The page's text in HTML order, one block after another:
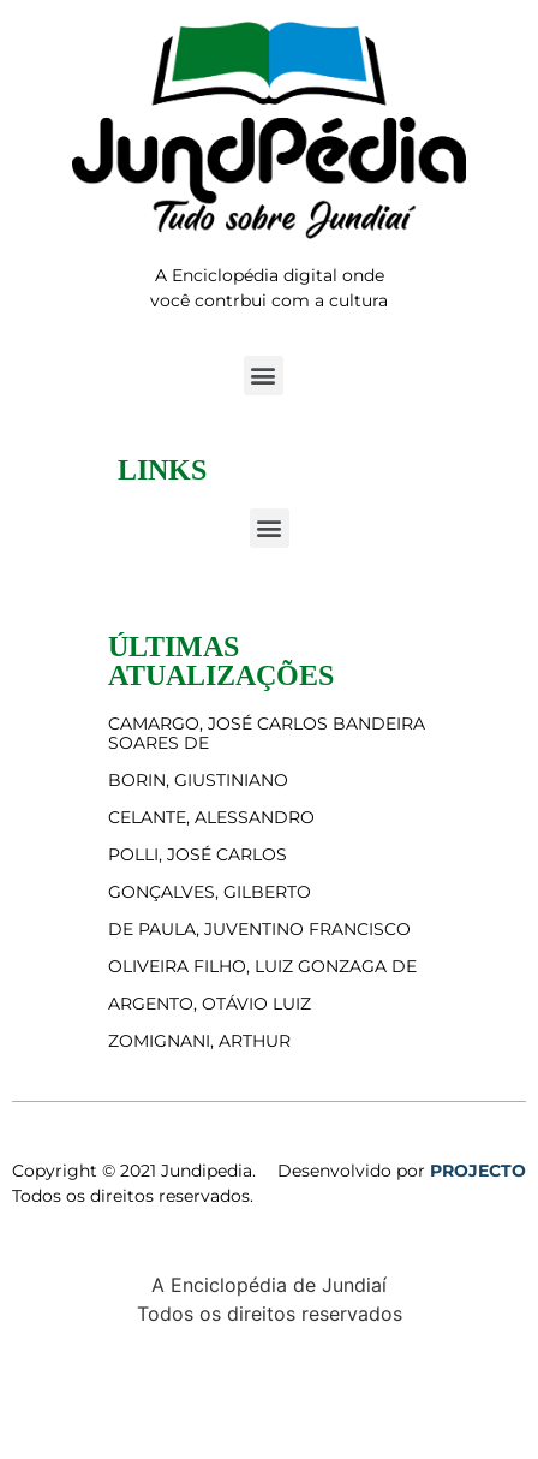
A Enciclopédia digital onde
você contrbui com a cultura
LINKS
ÚLTIMAS
ATUALIZAÇÕES
CAMARGO, JOSÉ CARLOS BANDEIRA
SOARES DE
BORIN, GIUSTINIANO
CELANTE, ALESSANDRO
POLLI, JOSÉ CARLOS
GONÇALVES, GILBERTO
DE PAULA, JUVENTINO FRANCISCO
OLIVEIRA FILHO, LUIZ GONZAGA DE
ARGENTO, OTÁVIO LUIZ
ZOMIGNANI, ARTHUR
Copyright © 2021 Jundipedia.
Todos os direitos reservados.
Desenvolvido por PROJECTO
A Enciclopédia de Jundiaí
Todos os direitos reservados